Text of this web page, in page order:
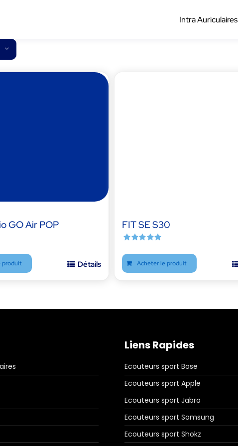
Intra Auriculaires
GO Air POP
produit Détails
FIT SE S30
Acheter le produit
Liens Rapides
Ecouteurs sport Bose
Ecouteurs sport Apple
Ecouteurs sport Jabra
Ecouteurs sport Samsung
Ecouteurs sport Shokz